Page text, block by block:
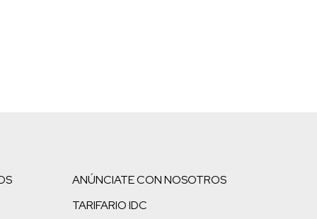
ANÚNCIATE CON NOSOTROS
TARIFARIO IDC